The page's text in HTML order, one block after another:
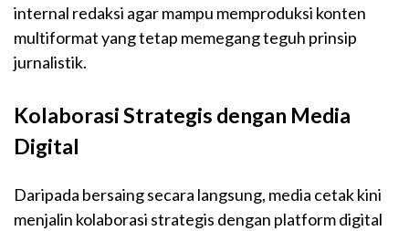
internal redaksi agar mampu memproduksi konten
multiformat yang tetap memegang teguh prinsip
jurnalistik.
Kolaborasi Strategis dengan Media
Digital
Daripada bersaing secara langsung, media cetak kini
menjalin kolaborasi strategis dengan platform digital